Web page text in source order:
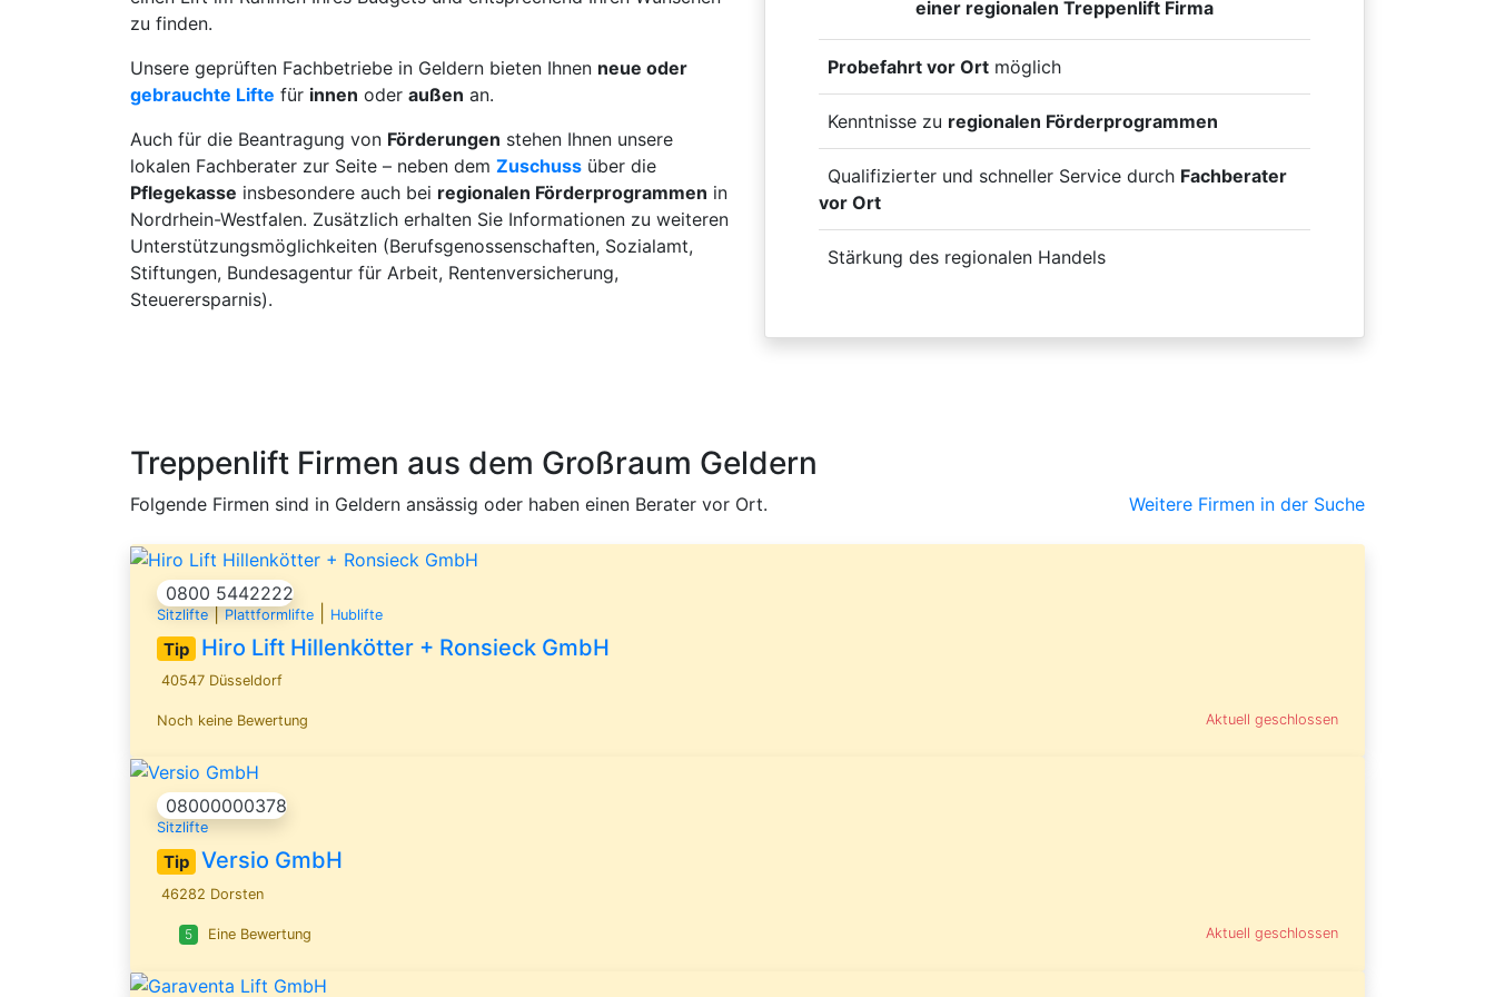
zu finden.
Unsere geprüften Fachbetriebe in Geldern bieten Ihnen neue oder
gebrauchte Lifte für innen oder außen an.
Auch für die Beantragung von Förderungen stehen Ihnen unsere
lokalen Fachberater zur Seite – neben dem Zuschuss über die
Pflegekasse insbesondere auch bei regionalen Förderprogrammen in
Nordrhein-Westfalen. Zusätzlich erhalten Sie Informationen zu weiteren
Unterstützungsmöglichkeiten (Berufsgenossenschaften, Sozialamt,
Stiftungen, Bundesagentur für Arbeit, Rentenversicherung,
Steuerersparnis).
einer regionalen Treppenlift Firma
Probefahrt vor Ort möglich
Kenntnisse zu regionalen Förderprogrammen
Qualifizierter und schneller Service durch Fachberater
vor Ort
Stärkung des regionalen Handels
Treppenlift Firmen aus dem Großraum Geldern
Folgende Firmen sind in Geldern ansässig oder haben einen Berater vor Ort. Weitere Firmen in der Suche
0800 5442222
Sitzlifte|Plattformlifte Hublifte
Tip Hiro Lift Hillenkötter + Ronsieck GmbH
40547 Düsseldorf
Noch keine Bewertung Aktuell geschlossen
08000000378
Sitzlifte
Tip Versio GmbH
46282 Dorsten
5 Eine Bewertung Aktuell geschlossen